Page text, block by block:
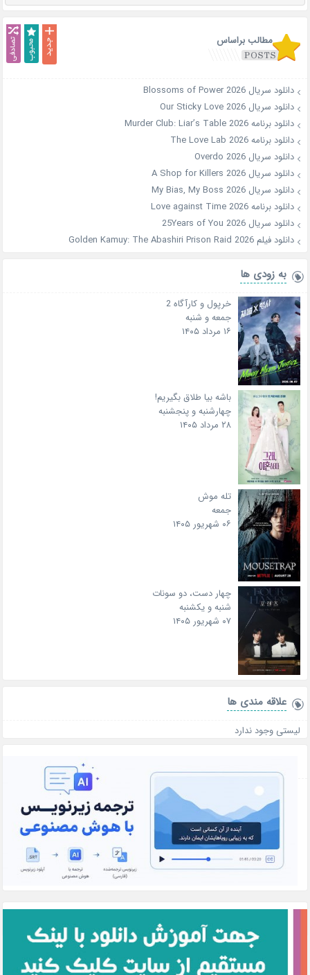
مطالب براساس
دانلود سریال Blossoms of Power 2026
دانلود سریال Our Sticky Love 2026
دانلود برنامه Murder Club: Liar’s Table 2026
دانلود برنامه The Love Lab 2026
دانلود سریال Overdo 2026
دانلود سریال A Shop for Killers 2026
دانلود سریال My Bias, My Boss 2026
دانلود برنامه Love against Time 2026
دانلود سریال 25Years of You 2026
دانلود فیلم Golden Kamuy: The Abashiri Prison Raid 2026
به زودی ها
خرپول و کارآگاه 2
جمعه و شنبه
۱۶ مرداد ۱۴۰۵
باشه بیا طلاق بگیریم!
چهارشنبه و پنجشنبه
۲۸ مرداد ۱۴۰۵
تله موش
جمعه
۰۶ شهریور ۱۴۰۵
چهار دست، دو سونات
شنبه و یکشنبه
۰۷ شهریور ۱۴۰۵
علاقه‌ مندی ها
لیستی وجود ندارد